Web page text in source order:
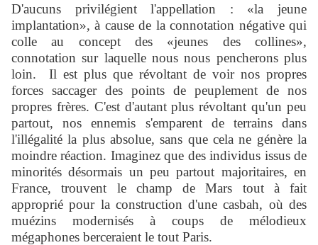
D'aucuns privilégient l'appellation : «la jeune
implantation», à cause de la connotation négative qui
colle au concept des «jeunes des collines»,
connotation sur laquelle nous nous pencherons plus
loin. Il est plus que révoltant de voir nos propres
forces saccager des points de peuplement de nos
propres frères. C'est d'autant plus révoltant qu'un peu
partout, nos ennemis s'emparent de terrains dans
l'illégalité la plus absolue, sans que cela ne génère la
moindre réaction. Imaginez que des individus issus de
minorités désormais un peu partout majoritaires, en
France, trouvent le champ de Mars tout à fait
approprié pour la construction d'une casbah, où des
muézins modernisés à coups de mélodieux
mégaphones berceraient le tout Paris.